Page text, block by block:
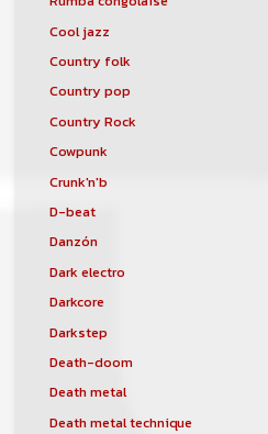
Cool jazz
Country folk
Country pop
Country Rock
Cowpunk
Crunk'n'b
D-beat
Danzón
Dark electro
Darkcore
Darkstep
Death-doom
Death metal
Death metal technique